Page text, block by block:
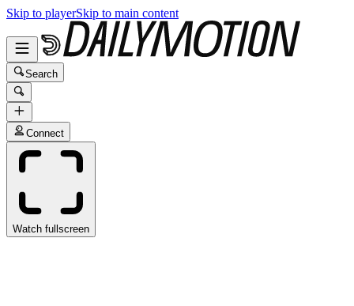
Skip to playerSkip to main content
Search
Connect
Watch fullscreen